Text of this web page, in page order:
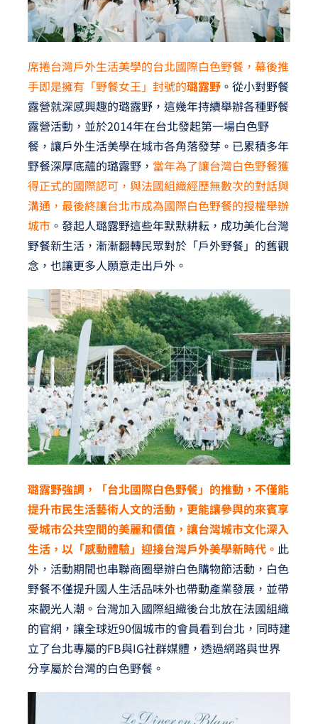
席捲台灣戶外生活美學的台北國際白色野餐，幕後推
手即是擁有「野餐女王」封號的璐露野。從小對野餐
露營就深感興趣的璐露野，這幾年持續舉辦各種野餐
露營活動，並於2014年在台北發起第一場白色野
餐，讓戶外生活美學在城市各角落發芽。已累積多年
野餐深厚底蘊的璐露野， 當年為了讓台灣白色野餐獲
得正式的國際認可，與法國組織經歷無數次的對話與
溝通，最後終讓台北市成為國際白色野餐的授權舉辦
城市。發起人璐露野這些年默默耕耘，成功美化台灣
野餐新生活，漸漸翻轉民眾對於「戶外野餐」的舊觀
念，也讓更多人願意走出戶外。
璐露野強調，「台北國際白色野餐」的推動，不僅能
提升市民生活藝術人文的活動，更能讓參與的來賓享
受城市公共空間的美麗和價值，讓台灣城市文化深入
生活，以「感動體驗」迎接台灣戶外美學新時代。 此
外，活動期間也串聯商圈舉辦白色購物節活動，白色
野餐不僅提升國人生活品味外也帶動產業發展，並帶
來觀光人潮。台灣加入國際組織後台北放在法國組織
的官網，讓全球近90個城市的會員看到台北，同時建
立了台北專屬的FB與IG社群媒體，透過網路與世界
分享屬於台灣的白色野餐。